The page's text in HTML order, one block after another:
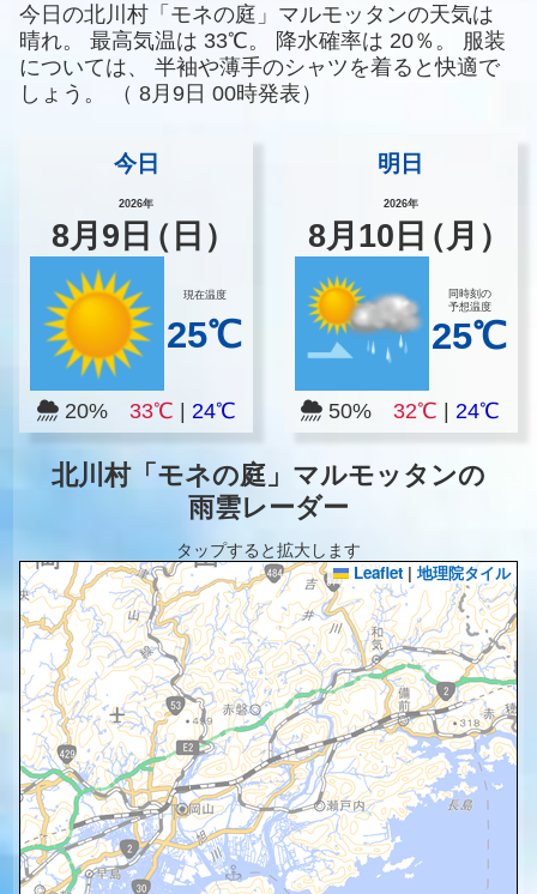
今日の北川村「モネの庭」マルモッタンの天気は
晴れ。
最高気温は 33℃。 降水確率は 20％。
服装
については、
半袖や薄手のシャツを着ると快適で
しょう。
（ 8月9日 00時発表）
今日
2026年
8月 9 日（日）
現在温度
25℃
20% 33℃ 24℃
明日
2026年
8月 10 日（月）
同時刻の
予想温度
25℃
50%32℃ |24℃
北川村「モネの庭」マルモッタンの
雨雲レーダー
タップすると拡大します
Leaflet | 地理院タイル